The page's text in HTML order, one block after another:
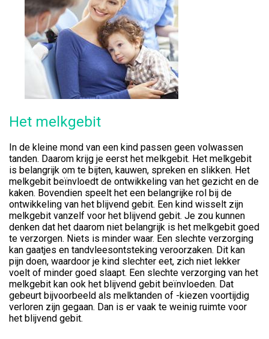
Het melkgebit
In de kleine mond van een kind passen geen volwassen
tanden. Daarom krijg je eerst het melkgebit. Het melkgebit
is belangrijk om te bijten, kauwen, spreken en slikken. Het
melkgebit beïnvloedt de ontwikkeling van het gezicht en de
kaken. Bovendien speelt het een belangrijke rol bij de
ontwikkeling van het blijvend gebit. Een kind wisselt zijn
melkgebit vanzelf voor het blijvend gebit. Je zou kunnen
denken dat het daarom niet belangrijk is het melkgebit goed
te verzorgen. Niets is minder waar. Een slechte verzorging
kan gaatjes en tandvleesontsteking veroorzaken. Dit kan
pijn doen, waardoor je kind slechter eet, zich niet lekker
voelt of minder goed slaapt. Een slechte verzorging van het
melkgebit kan ook het blijvend gebit beïnvloeden. Dat
gebeurt bijvoorbeeld als melktanden of -kiezen voortijdig
verloren zijn gegaan. Dan is er vaak te weinig ruimte voor
het blijvend gebit.